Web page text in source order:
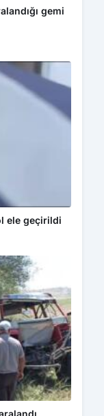
ele geçirildi